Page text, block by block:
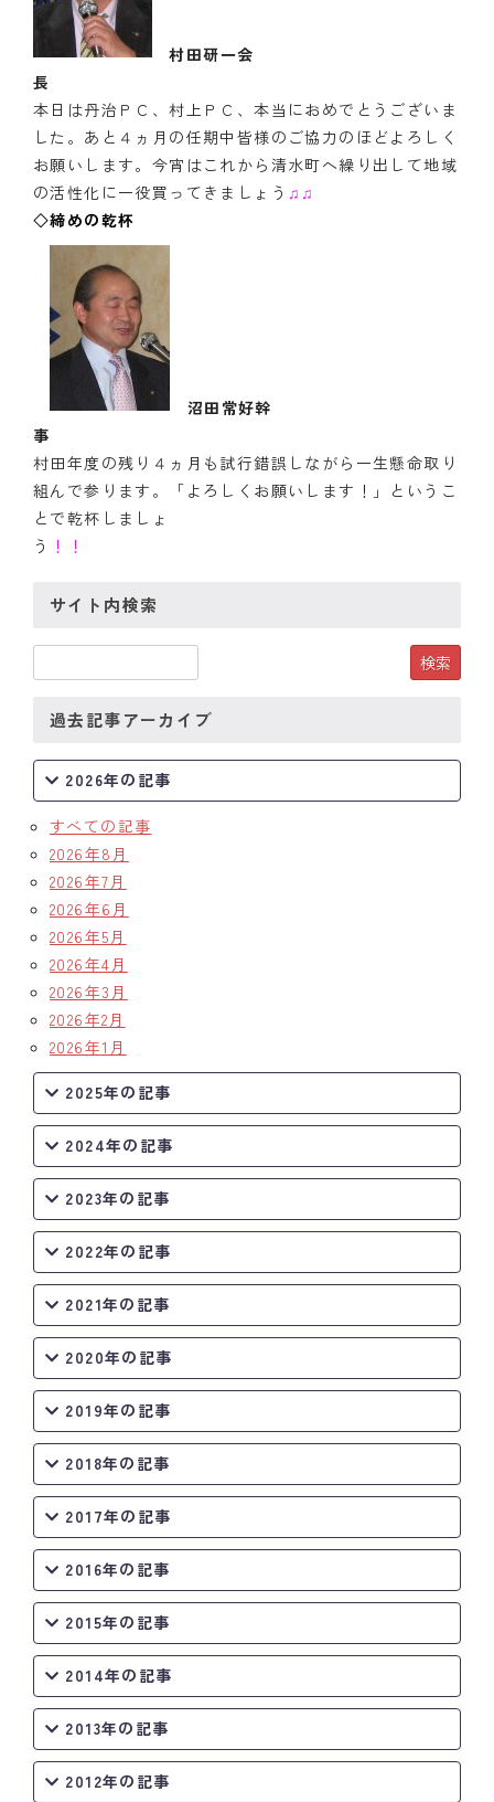
村田研一会
本日は丹治ＰＣ、村上ＰＣ、本当におめでとうございま
した。あと４ヵ月の任期中皆様のご協力のほどよろしく
お願いします。今宵はこれから清水町へ繰り出して地域
の活性化に一役買ってきましょう ♫♫
◇締めの乾杯
沼田常好幹
事
村田年度の残り４ヵ月も試行錯誤しながら一生懸命取り
組んで参ります。「よろしくお願いします！」というこ
とで乾杯しましょ
う ！！
サイト内検索
過去記事アーカイブ
2026年の記事
すべての記事
2026年8月
2026年7月
2026年6月
2026年5月
2026年4月
2026年3月
2026年2月
2026年1月
2025年の記事
2024年の記事
2023年の記事
2022年の記事
2021年の記事
2020年の記事
2019年の記事
2018年の記事
2017年の記事
2016年の記事
2015年の記事
2014年の記事
2013年の記事
2012年の記事